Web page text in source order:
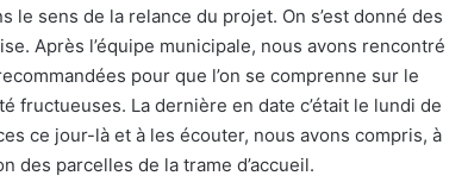
sens de la relance du projet. On s’est donné des
Après l’équipe municipale, nous avons rencontré
pour que l’on se comprenne sur le
fructueuses. La dernière en date c’était le lundi de
ce jour-là et à les écouter, nous avons compris, à
des parcelles de la trame d’accueil.